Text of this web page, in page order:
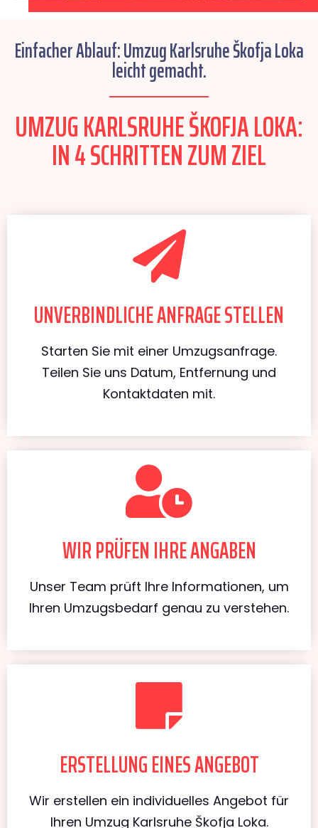
Einfacher Ablauf: Umzug Karlsruhe Škofja Loka
leicht gemacht.
UMZUG KARLSRUHE ŠKOFJA LOKA:
IN 4 SCHRITTEN ZUM ZIEL
UNVERBINDLICHE ANFRAGE STELLEN
Starten Sie mit einer Umzugsanfrage.
Teilen Sie uns Datum, Entfernung und
Kontaktdaten mit.
WIR PRÜFEN IHRE ANGABEN
Unser Team prüft Ihre Informationen, um
Ihren Umzugsbedarf genau zu verstehen.
ERSTELLUNG EINES ANGEBOT
Wir erstellen ein individuelles Angebot für
Ihren Umzug Karlsruhe Škofja Loka.